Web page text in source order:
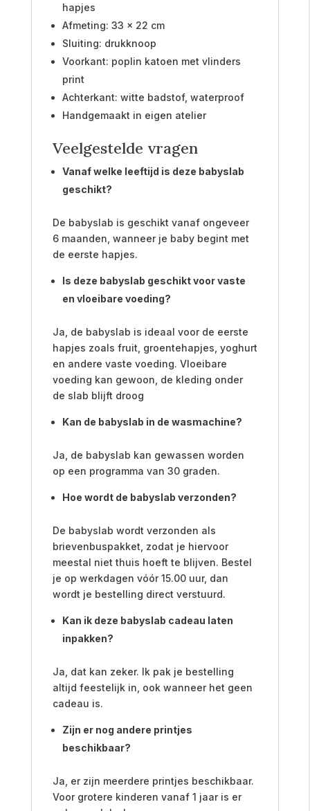
hapjes
Afmeting: 33 x 22 cm
Sluiting: drukknoop
Voorkant: poplin katoen met vlinders
print
Achterkant: witte badstof, waterproof
Handgemaakt in eigen atelier
Veelgestelde vragen
Vanaf welke leeftijd is deze babyslab
geschikt?
De babyslab is geschikt vanaf ongeveer
6 maanden, wanneer je baby begint met
de eerste hapjes.
Is deze babyslab geschikt voor vaste
en vloeibare voeding?
Ja, de babyslab is ideaal voor de eerste
hapjes zoals fruit, groentehapjes, yoghurt
en andere vaste voeding. Vloeibare
voeding kan gewoon, de kleding onder
de slab blijft droog
Kan de babyslab in de wasmachine?
Ja, de babyslab kan gewassen worden
op een programma van 30 graden.
Hoe wordt de babyslab verzonden?
De babyslab wordt verzonden als
brievenbuspakket, zodat je hiervoor
meestal niet thuis hoeft te blijven. Bestel
je op werkdagen vóór 15.00 uur, dan
wordt je bestelling direct verstuurd.
Kan ik deze babyslab cadeau laten
inpakken?
Ja, dat kan zeker. Ik pak je bestelling
altijd feestelijk in, ook wanneer het geen
cadeau is.
Zijn er nog andere printjes
beschikbaar?
Ja, er zijn meerdere printjes beschikbaar.
Voor grotere kinderen vanaf 1 jaar is er